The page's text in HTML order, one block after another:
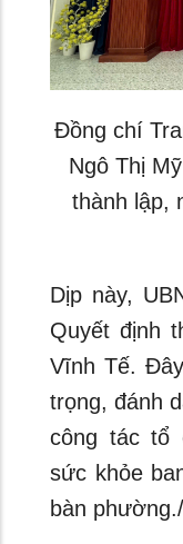
Đồng chí
Ngô Thị
thành lập,
Dịp này,
Quyết định
Vĩnh Tế.
trọng, đánh
công tác tổ
sức khỏe
bàn